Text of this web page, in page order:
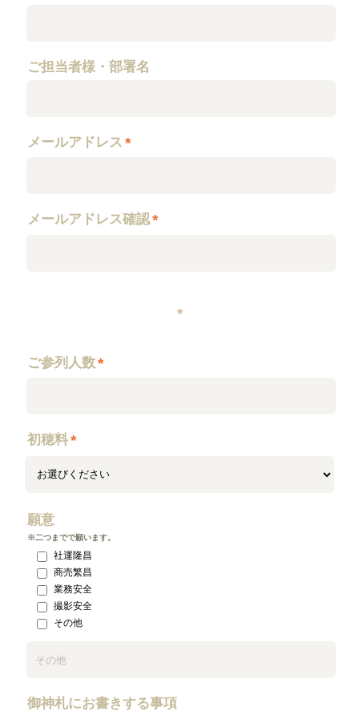
ご担当者様・部署名
メールアドレス *
メールアドレス確認*
*
ご参列人数*
初穂料*
願意
※二つまでで願います。
社運隆昌
商売繁昌
業務安全
撮影安全
その他
御神札にお書きする事項